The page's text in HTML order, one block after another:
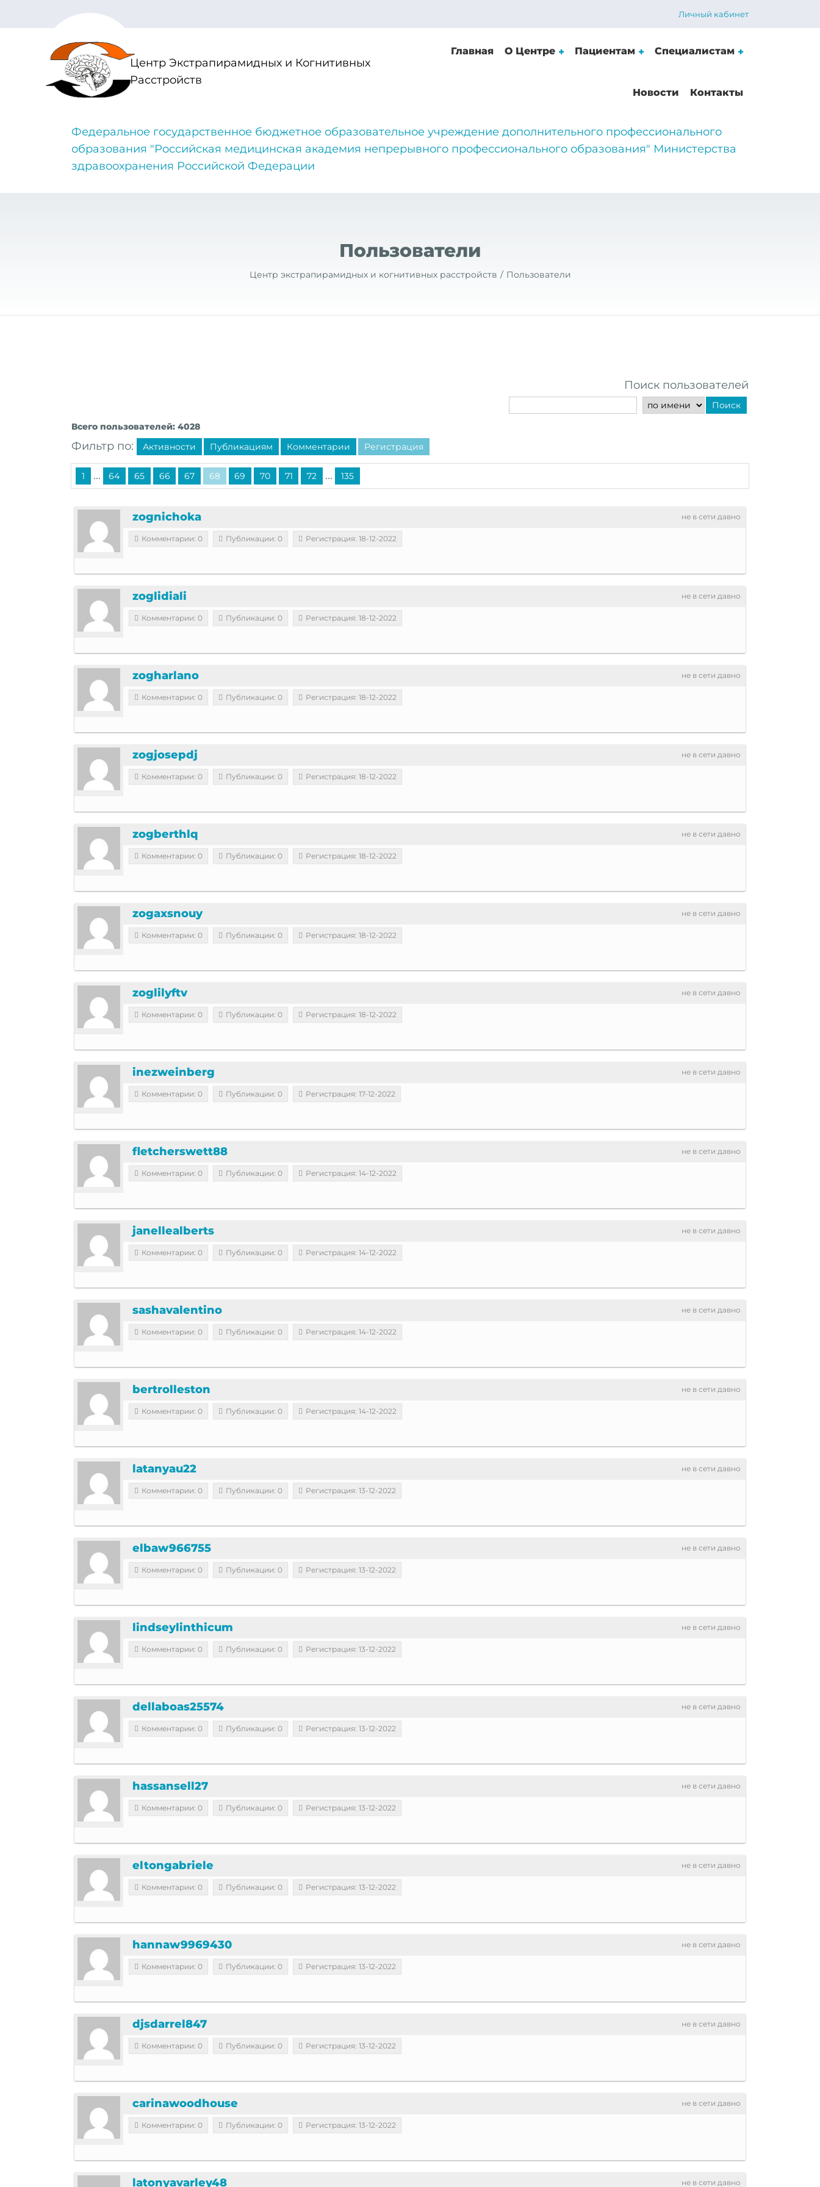
Личный кабинет
Центр Экстрапирамидных и Когнитивных
Расстройств
Главная О Центре Пациентам Специалистам
Новости Контакты
Федеральное государственное бюджетное образовательное учреждение дополнительного профессионального
образования "Российская медицинская академия непрерывного профессионального образования" Министерства
здравоохранения Российской Федерации
Пользователи
Центр экстрапирамидных и когнитивных расстройств Пользователи
Поиск пользователей
Поиск
Всего пользователей: 4028
Фильтр по: Активности Публикациям Комментарии Регистрация
1 ... 64 65 66 67 68 69 70 71 72 ... 135
не в сети давно
zognichoka
Комментарии: 0 Публикации: 0 Регистрация: 18-12-2022
не в сети давно
zoglidiali
Комментарии: 0 Публикации: 0 Регистрация: 18-12-2022
не в сети давно
zogharlano
Комментарии: 0 Публикации: 0 Регистрация: 18-12-2022
не в сети давно
zogjosepdj
Комментарии: 0 Публикации: 0 Регистрация: 18-12-2022
не в сети давно
zogberthlq
Комментарии: 0 Публикации: 0 Регистрация: 18-12-2022
не в сети давно
zogaxsnouy
Комментарии: 0 Публикации: 0 Регистрация: 18-12-2022
не в сети давно
zoglilyftv
Комментарии: 0 Публикации: 0 Регистрация: 18-12-2022
не в сети давно
inezweinberg
Комментарии: 0 Публикации: 0 Регистрация: 17-12-2022
не в сети давно
fletcherswett88
Комментарии: 0 Публикации: 0 Регистрация: 14-12-2022
не в сети давно
janellealberts
Комментарии: 0 Публикации: 0 Регистрация: 14-12-2022
не в сети давно
sashavalentino
Комментарии: 0 Публикации: 0 Регистрация: 14-12-2022
не в сети давно
bertrolleston
Комментарии: 0 Публикации: 0 Регистрация: 14-12-2022
не в сети давно
latanyau22
Комментарии: 0 Публикации: 0 Регистрация: 13-12-2022
не в сети давно
elbaw966755
Комментарии: 0 Публикации: 0 Регистрация: 13-12-2022
не в сети давно
lindseylinthicum
Комментарии: 0 Публикации: 0 Регистрация: 13-12-2022
не в сети давно
dellaboas25574
Комментарии: 0 Публикации: 0 Регистрация: 13-12-2022
не в сети давно
hassansell27
Комментарии: 0 Публикации: 0 Регистрация: 13-12-2022
не в сети давно
eltongabriele
Комментарии: 0 Публикации: 0 Регистрация: 13-12-2022
не в сети давно
hannaw9969430
Комментарии: 0 Публикации: 0 Регистрация: 13-12-2022
не в сети давно
djsdarrel847
Комментарии: 0 Публикации: 0 Регистрация: 13-12-2022
не в сети давно
carinawoodhouse
Комментарии: 0 Публикации: 0 Регистрация: 13-12-2022
не в сети давно
latonyavarley48